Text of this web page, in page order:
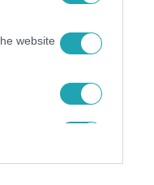
website